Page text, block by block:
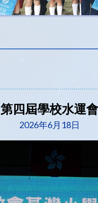
第四屆學校水運會
2026年6月18日